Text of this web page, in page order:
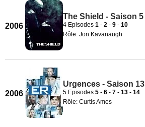
2006
The Shield - Saison 5
4 Episodes 1 - 2 - 9 - 10
Rôle: Jon Kavanaugh
2006
Urgences - Saison 13
5 Episodes 5 - 6 - 7 - 13 - 14
Rôle: Curtis Ames